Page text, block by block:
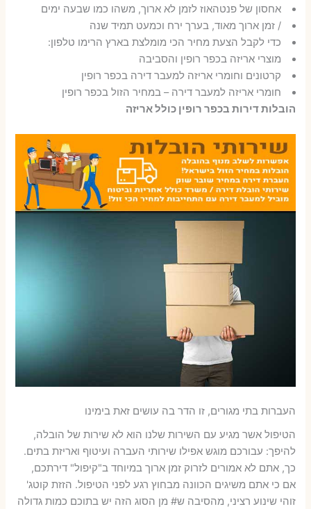
אחסון של פנטהאוז לזמן לא ארוך, משהו כמו שבעה ימים
/ זמן ארוך מאוד, בערך ירח וכמעט תמיד שנה
כדי לקבל הצעת מחיר הכי מומלצת בארץ הרימו טלפון:
מוצרי אריזה בכפר רופין והסביבה
קרטונים וחומרי אריזה למעבר דירה בכפר רופין
חומרי אריזה למעבר דירה – במחיר הזול בכפר רופין
הובלות דירות בכפר רופין כולל אריזה
העברות בתי מגורים, זו הדר בה עושים זאת בימינו
הטיפול אשר מגיע עם השירות שלנו הוא לא שירות של הובלה,
להיפך: עבורכם מוגש אפילו שירותי העברה ועיטוף ואריזת בתים.
כך, אתם לא אמורים לזרוק זמן ארוך במיוחד ב"קיפול" דירתכם,
אם כי אתם משיגים הכוונה מבחוץ רגע לפני הטיפול. הזזת קוטג'
זוהי שינוע רציני, מהסיבה ש# מן הסוג הזה יש בתוכם כמות גדולה